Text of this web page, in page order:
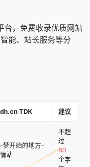
台，免费收录优质网站
能、站长服务等分
TDK 建议
梦开始的地方-
站
不超
过
80
个字